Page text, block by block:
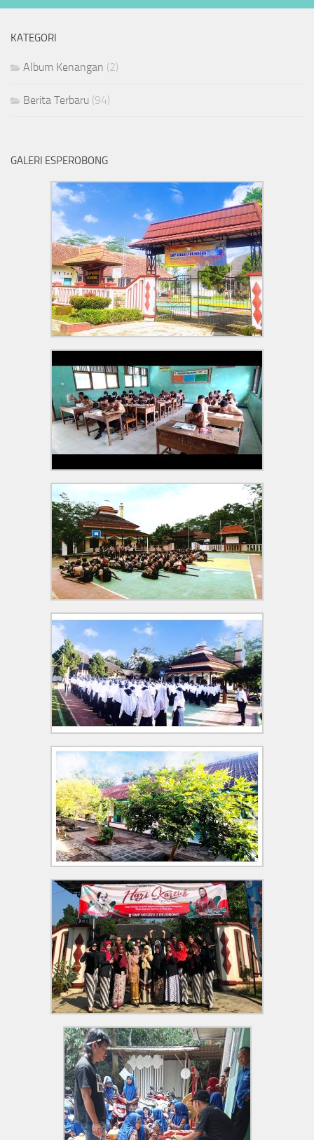
KATEGORI
Album Kenangan (2)
Berita Terbaru (94)
GALERI ESPEROBONG